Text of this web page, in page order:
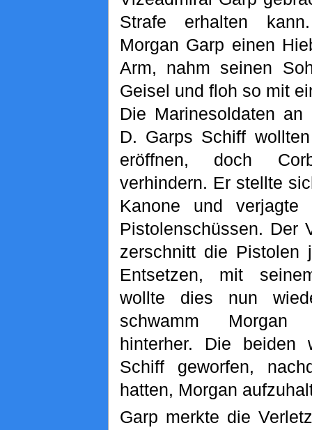
Strafe erhalten
Morgan Garp einen
Arm, nahm seinen
Geisel und floh so mit
Die Marinesoldaten
D. Garps Schiff
eröffnen, doch
verhindern. Er stellte
Kanone und
Pistolenschüssen. Der
zerschnitt die Pistolen
Entsetzen, mit
wollte dies nun
schwamm Morgan
hinterher. Die beiden
Schiff geworfen,
hatten, Morgan
Garp merkte die